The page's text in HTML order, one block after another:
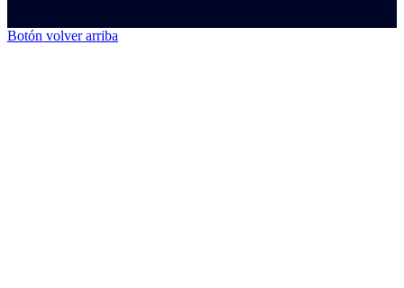
Botón volver arriba